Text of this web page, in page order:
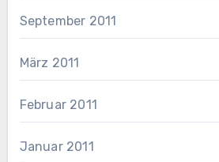
September 2011
März 2011
Februar 2011
Januar 2011